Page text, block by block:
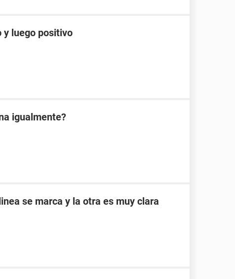
y luego positivo
igualmente?
se marca y la otra es muy clara